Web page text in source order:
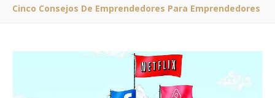
Cinco Consejos De Emprendedores Para Emprendedores